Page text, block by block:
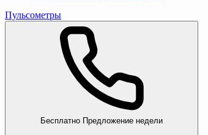
Пульсометры
Бесплатно Предложение недели